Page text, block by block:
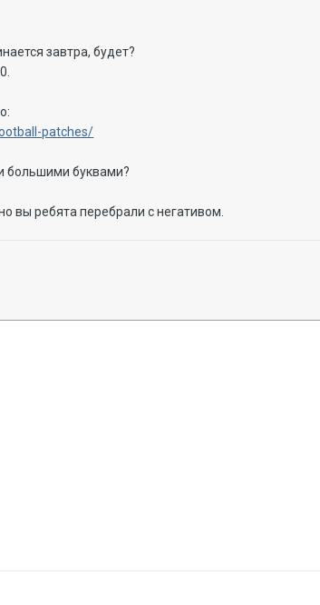
завтра, будет?
patches/
большими буквами?
вы ребята перебрали с негативом.